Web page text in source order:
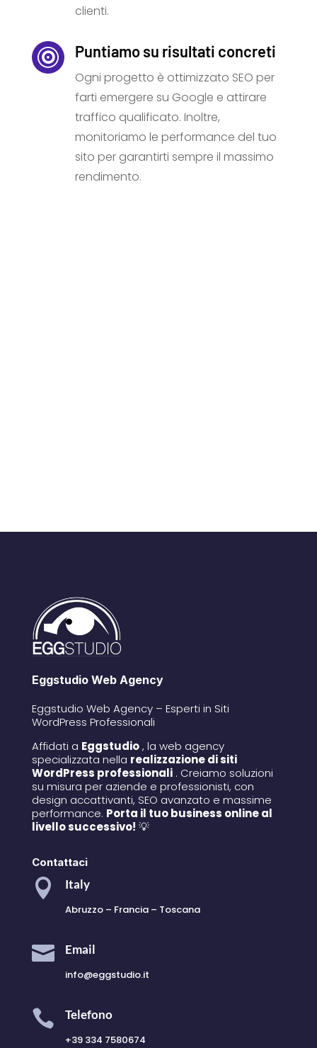
clienti.
 Puntiamo su risultati concreti
Ogni progetto è ottimizzato SEO per
farti emergere su Google e attirare
traffico qualificato. Inoltre,
monitoriamo le performance del tuo
sito per garantirti sempre il massimo
rendimento.
Eggstudio Web Agency
Eggstudio Web Agency – Esperti in Siti
WordPress Professionali
Affidati a Eggstudio, la web agency
specializzata nella realizzazione di siti
WordPress professionali. Creiamo soluzioni
su misura per aziende e professionisti, con
design accattivanti, SEO avanzato e massime
performance. Porta il tuo business online al
livello successivo! 💡
Contattaci
 Italy
Abruzzo – Francia – Toscana
 Email
info@eggstudio.it
 Telefono
+39 334 7580674